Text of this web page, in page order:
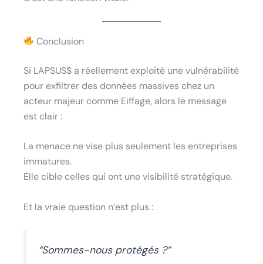
Conclusion
Si LAPSUS$ a réellement exploité une vulnérabilité
pour exfiltrer des données massives chez un
acteur majeur comme Eiffage, alors le message
est clair :
La menace ne vise plus seulement les entreprises
immatures.
Elle cible celles qui ont une visibilité stratégique.
Et la vraie question n’est plus :
“Sommes-nous protégés ?”